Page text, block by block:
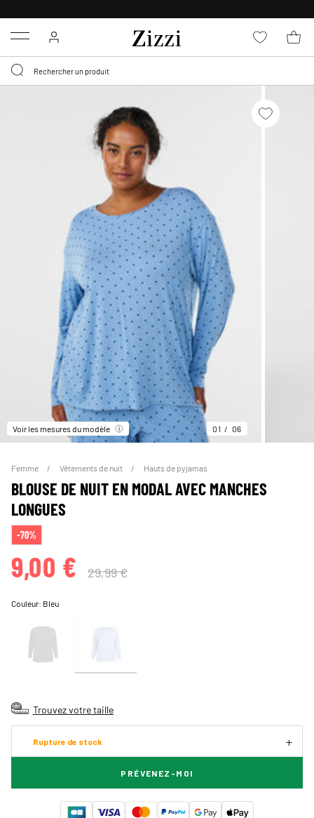
Menu
Voir les mesures du modèle 01 06
Femme Vêtements de nuit Hauts de pyjamas
BLOUSE DE NUIT EN MODAL AVEC MANCHES
LONGUES
-70%
9,00 € 29,99 €
Couleur: Bleu
Trouvez votre taille
Rupture de stock
PRÉVENEZ-MOI